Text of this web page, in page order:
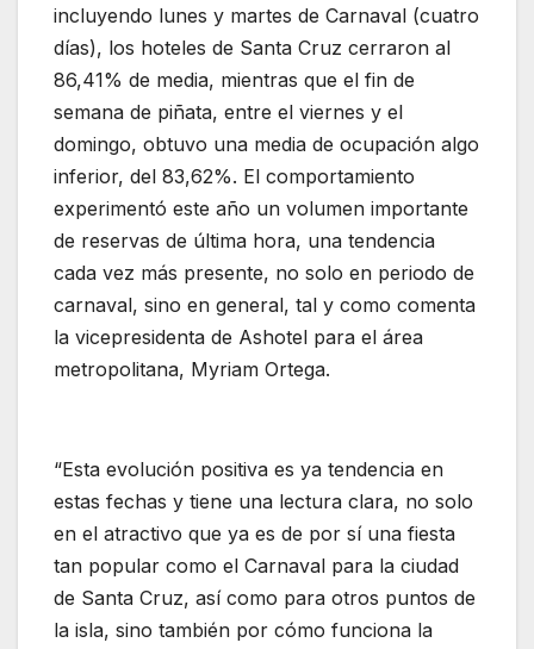
incluyendo lunes y martes de Carnaval (cuatro
días), los hoteles de Santa Cruz cerraron al
86,41% de media, mientras que el fin de
semana de piñata, entre el viernes y el
domingo, obtuvo una media de ocupación algo
inferior, del 83,62%. El comportamiento
experimentó este año un volumen importante
de reservas de última hora, una tendencia
cada vez más presente, no solo en periodo de
carnaval, sino en general, tal y como comenta
la vicepresidenta de Ashotel para el área
metropolitana, Myriam Ortega.
“Esta evolución positiva es ya tendencia en
estas fechas y tiene una lectura clara, no solo
en el atractivo que ya es de por sí una fiesta
tan popular como el Carnaval para la ciudad
de Santa Cruz, así como para otros puntos de
la isla, sino también por cómo funciona la